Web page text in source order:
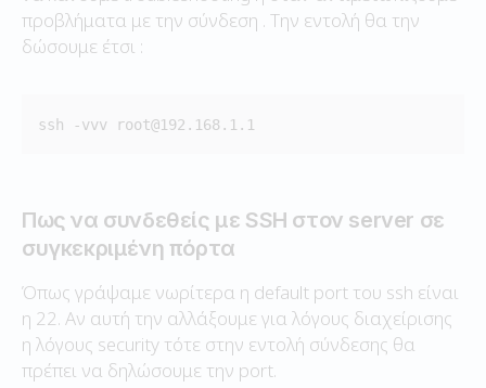
προβλήματα με την σύνδεση . Την εντολή θα την
δώσουμε έτσι :
ssh -vvv root@192.168.1.1
Πως να συνδεθείς με SSH στον server σε
συγκεκριμένη πόρτα
Όπως γράψαμε νωρίτερα η default port του ssh είναι
η 22. Αν αυτή την αλλάξουμε για λόγους διαχείρισης
η λόγους security τότε στην εντολή σύνδεσης θα
πρέπει να δηλώσουμε την port.